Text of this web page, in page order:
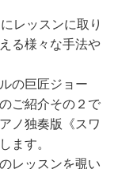
レッスンに取り
る様々な手法や
の巨匠ジョー
ご紹介その２で
ノ独奏版《スワ
ます。
レッスンを覗い